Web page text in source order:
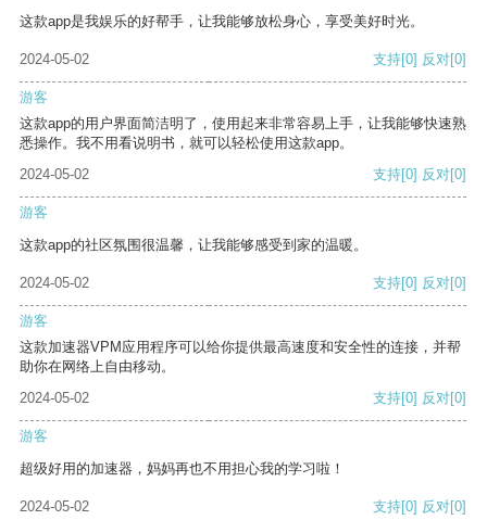
这款app是我娱乐的好帮手，让我能够放松身心，享受美好时光。
2024-05-02 支持[0] 反对[0]
游客
这款app的用户界面简洁明了，使用起来非常容易上手，让我能够快速熟
悉操作。我不用看说明书，就可以轻松使用这款app。
2024-05-02
支持[0] 反对[0]
游客
这款app的社区氛围很温馨，让我能够感受到家的温暖。
2024-05-02 支持[0] 反对[0]
游客
这款加速器VPM应用程序可以给你提供最高速度和安全性的连接，并帮
助你在网络上自由移动。
2024-05-02
支持[0] 反对[0]
游客
超级好用的加速器，妈妈再也不用担心我的学习啦！
2024-05-02 支持[0] 反对[0]